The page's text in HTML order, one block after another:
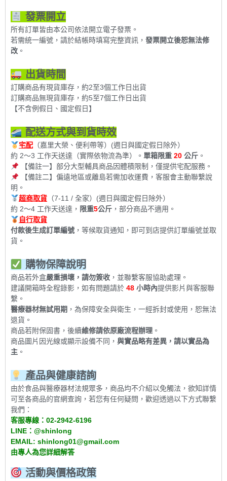
發票開立
所有訂單皆由本公司依法開立電子發票。
若需統一編號，請於結帳時填寫完整資訊， 發票開立後恕無法修
改 。
出貨時間
訂購商品有現貨庫存，約2至3個工作日出貨
訂購商品無現貨庫存，約5至7個工作日出貨
【不含例假日、國定假日】
配送方式與到貨時效
宅配（嘉里大榮、便利帶等）(週日與國定假日除外）
約 2～3 工作天送達（實際依物流為準）。 單箱限重 20 公斤 。
【備註一】部分大型輔具商品因體積限制，僅提供宅配服務。
【備註二】偏遠地區或離島若需加收運費，客服會主動聯繫說
明。
超商取貨（7-11 / 全家）(週日與國定假日除外）
約 2～4 工作天送達， 限重5公斤 ，部分商品不適用。
自行取貨
付款後生成訂單編號 ，等候取貨通知，即可到店提供訂單編號並取
貨。
購物保障說明
商品若外盒嚴重損壞，請勿簽收 ，並聯繫客服協助處理。
建議開箱時全程錄影，如有問題請於 48 小時內提供影片與客服聯
繫。
醫療器材無試用期 ，為保障安全與衛生，一經拆封或使用，恕無法
退貨。
商品若附保固書，後續維修請依原廠流程辦理 。
商品圖片因光線或顯示設備不同， 與實品略有差異，請以實品為
主 。
產品與健康諮詢
由於食品與醫療器材法規眾多，商品均不介紹以免觸法，欲知詳情
可至各商品的官網查詢，若您有任何疑問，歡迎透過以下方式聯繫
我們：
客服專線： 02-2942-6196
LINE ： @shinlong
EMAIL: shinlong01@gmail.com
由專人為您詳細解答
活動與價格政策